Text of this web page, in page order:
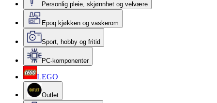
Personlig pleie, skjønnhet og velvære
Epoq kjøkken og vaskerom
Sport, hobby og fritid
PC-komponenter
LEGO
Outlet